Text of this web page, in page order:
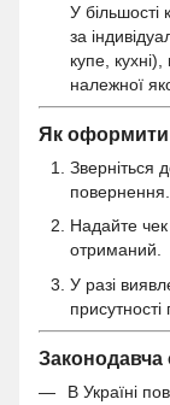
У більшості
за
купе,
належної
Як
Зверніться
повернення.
Надайте чек
отриманий.
У разі
Законодавча
В Україні